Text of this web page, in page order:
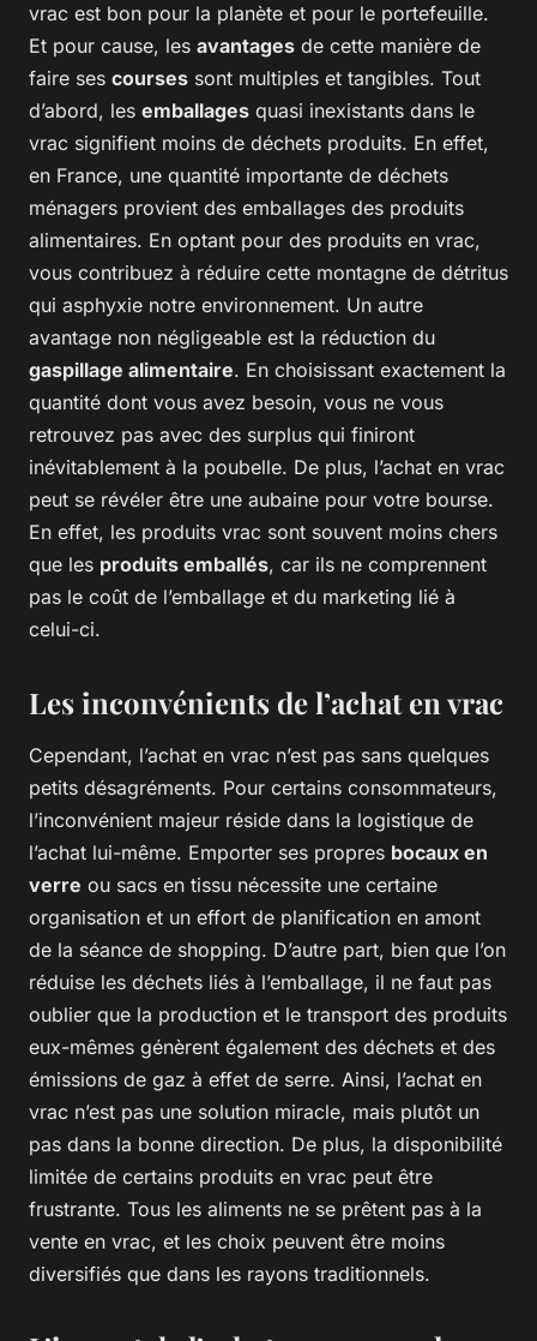
vrac est bon pour la planète et pour le portefeuille.
Et pour cause, les avantages de cette manière de
faire ses courses sont multiples et tangibles. Tout
d’abord, les emballages quasi inexistants dans le
vrac signifient moins de déchets produits. En effet,
en France, une quantité importante de déchets
ménagers provient des emballages des produits
alimentaires. En optant pour des produits en vrac,
vous contribuez à réduire cette montagne de détritus
qui asphyxie notre environnement. Un autre
avantage non négligeable est la réduction du
gaspillage alimentaire. En choisissant exactement la
quantité dont vous avez besoin, vous ne vous
retrouvez pas avec des surplus qui finiront
inévitablement à la poubelle. De plus, l’achat en vrac
peut se révéler être une aubaine pour votre bourse.
En effet, les produits vrac sont souvent moins chers
que les produits emballés, car ils ne comprennent
pas le coût de l’emballage et du marketing lié à
celui-ci.
Les inconvénients de l’achat en vrac
Cependant, l’achat en vrac n’est pas sans quelques
petits désagréments. Pour certains consommateurs,
l’inconvénient majeur réside dans la logistique de
l’achat lui-même. Emporter ses propres bocaux en
verre ou sacs en tissu nécessite une certaine
organisation et un effort de planification en amont
de la séance de shopping. D’autre part, bien que l’on
réduise les déchets liés à l’emballage, il ne faut pas
oublier que la production et le transport des produits
eux-mêmes génèrent également des déchets et des
émissions de gaz à effet de serre. Ainsi, l’achat en
vrac n’est pas une solution miracle, mais plutôt un
pas dans la bonne direction. De plus, la disponibilité
limitée de certains produits en vrac peut être
frustrante. Tous les aliments ne se prêtent pas à la
vente en vrac, et les choix peuvent être moins
diversifiés que dans les rayons traditionnels.